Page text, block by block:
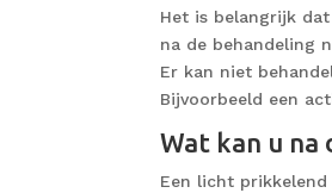
Het is belangrijk
na de behandeling
Er kan niet
Bijvoorbeeld een
Wat kan u na
Een licht prikkelend